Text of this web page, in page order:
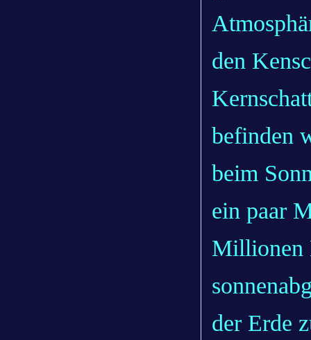
den
befinden
beim
ein paar
Millionen
der Erde